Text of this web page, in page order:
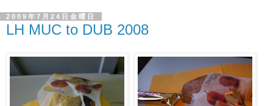
2009年7月24日金曜日
LH MUC to DUB 2008